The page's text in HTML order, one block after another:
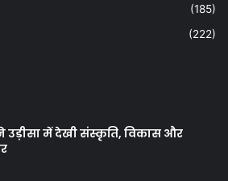
(185)
(222)
ने उड़ीसा में देखी संस्कृति, विकास और